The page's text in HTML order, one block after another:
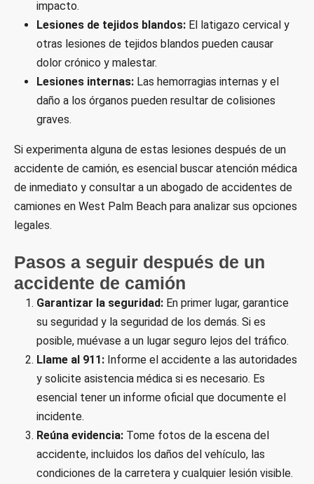
impacto.
Lesiones de tejidos blandos: El latigazo cervical y
otras lesiones de tejidos blandos pueden causar
dolor crónico y malestar.
Lesiones internas: Las hemorragias internas y el
daño a los órganos pueden resultar de colisiones
graves.
Si experimenta alguna de estas lesiones después de un
accidente de camión, es esencial buscar atención médica
de inmediato y consultar a un abogado de accidentes de
camiones en West Palm Beach para analizar sus opciones
legales.
Pasos a seguir después de un
accidente de camión
Garantizar la seguridad: En primer lugar, garantice
su seguridad y la seguridad de los demás. Si es
posible, muévase a un lugar seguro lejos del tráfico.
Llame al 911: Informe el accidente a las autoridades
y solicite asistencia médica si es necesario. Es
esencial tener un informe oficial que documente el
incidente.
Reúna evidencia: Tome fotos de la escena del
accidente, incluidos los daños del vehículo, las
condiciones de la carretera y cualquier lesión visible.